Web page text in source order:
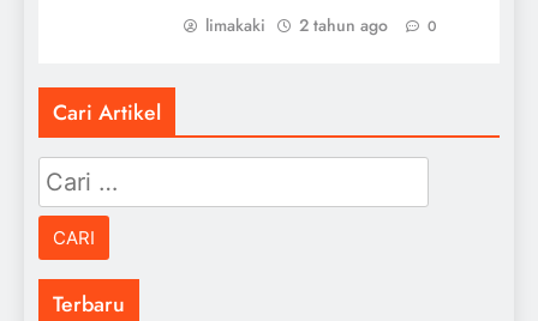
limakaki 2 tahun ago 0
Cari Artikel
Cari
untuk:
Terbaru